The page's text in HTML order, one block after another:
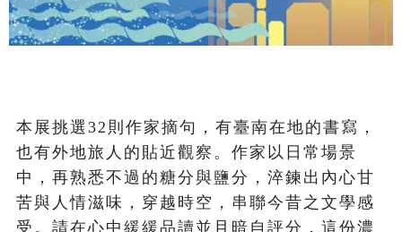
本展挑選32則作家摘句，有臺南在地的書寫，
也有外地旅人的貼近觀察。作家以日常場景
中，再熟悉不過的糖分與鹽分，淬鍊出內心甘
苦與人情滋味，穿越時空，串聯今昔之文學感
受。請在心中緩緩品讀並且暗自評分，這份濃